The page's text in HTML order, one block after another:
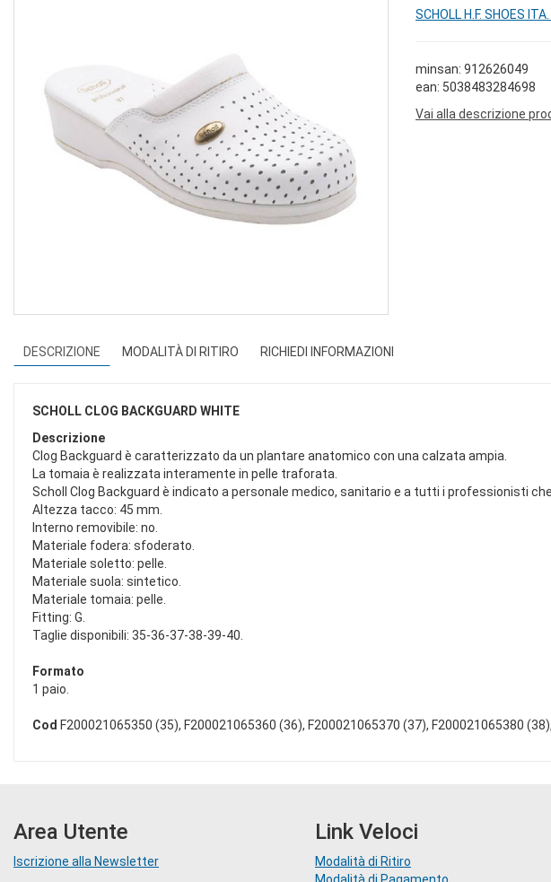
SCHOLL H.F. SHOES
minsan: 912626049
ean: 5038483284698
Vai alla descrizione
DESCRIZIONE MODALITÀ DI RITIRO RICHIEDI INFORMAZIONI
SCHOLL CLOG BACKGUARD WHITE
Descrizione
Clog Backguard è caratterizzato da un plantare anatomico con una calzata ampia.
La tomaia è realizzata interamente in pelle traforata.
Scholl Clog Backguard è indicato a personale medico, sanitario e a tutti i professionisti
Altezza tacco: 45 mm.
Interno removibile: no.
Materiale fodera: sfoderato.
Materiale soletto: pelle.
Materiale suola: sintetico.
Materiale tomaia: pelle.
Fitting: G.
Taglie disponibili: 35-36-37-38-39-40.
Formato
1 paio.
Cod F200021065350 (35), F200021065360 (36), F200021065370 (37), F200021065380
Area Utente
Iscrizione alla Newsletter
Link Veloci
Modalità di Ritiro